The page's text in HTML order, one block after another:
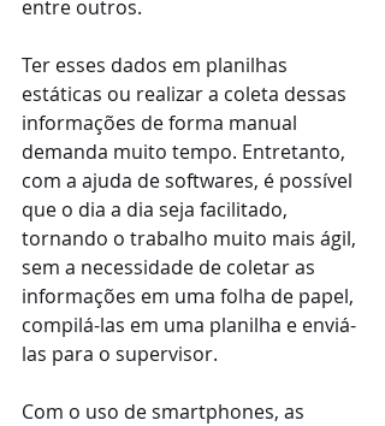
entre outros.
Ter esses dados em planilhas
estáticas ou realizar a coleta dessas
informações de forma manual
demanda muito tempo. Entretanto,
com a ajuda de softwares, é possível
que o dia a dia seja facilitado,
tornando o trabalho muito mais ágil,
sem a necessidade de coletar as
informações em uma folha de papel,
compilá-las em uma planilha e enviá-
las para o supervisor.
Com o uso de smartphones, as